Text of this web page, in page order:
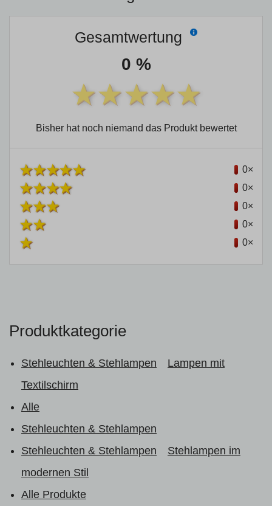
Gesamtwertung
0 %
Bisher hat noch niemand das Produkt bewertet
0×
0×
0×
0×
0×
Produktkategorie
Stehleuchten & Stehlampen
Lampen mit
Textilschirm
Alle
Stehleuchten & Stehlampen
Stehleuchten & Stehlampen
Stehlampen im
modernen Stil
Alle Produkte